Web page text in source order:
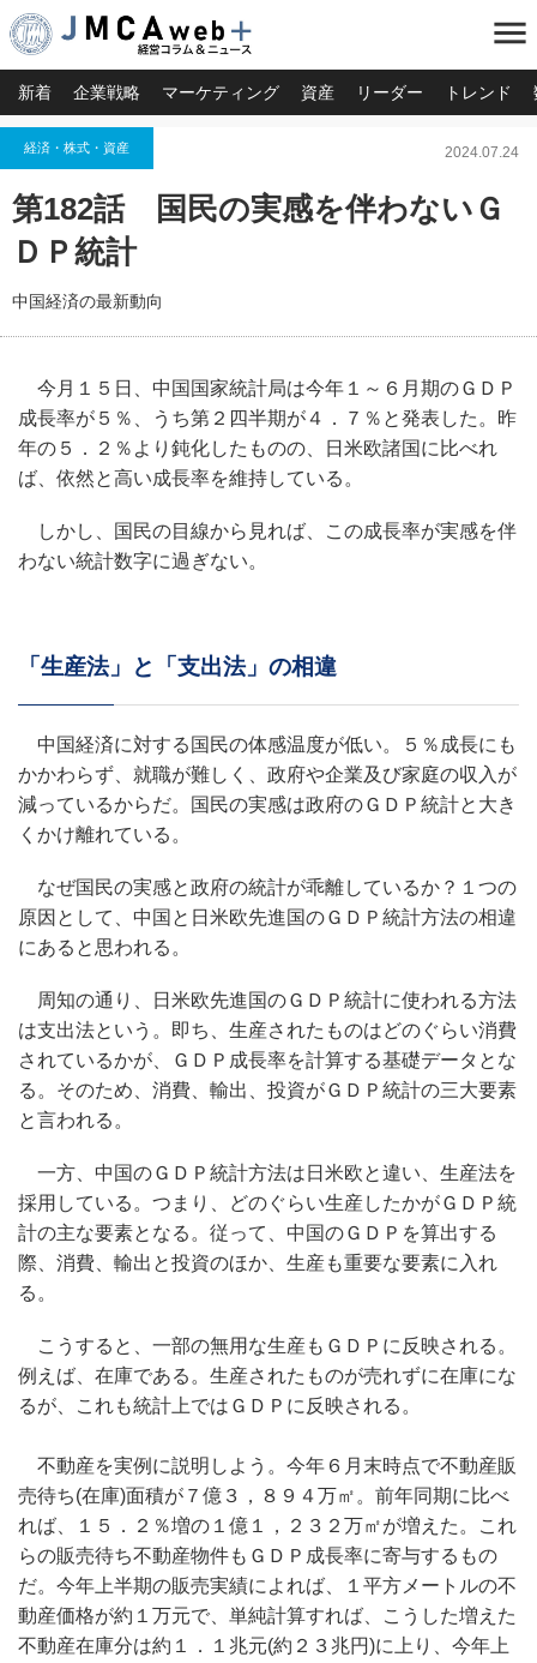
menu
新着 企業戦略 マーケティング 資産 リーダー トレンド
経済・株式・資産 2024.07.24
第182話 国民の実感を伴わないＧ
ＤＰ統計
中国経済の最新動向
今月１５日、中国国家統計局は今年１～６月期のＧＤＰ
成長率が５％、うち第２四半期が４．７％と発表した。昨
年の５．２％より鈍化したものの、日米欧諸国に比べれ
ば、依然と高い成長率を維持している。
しかし、国民の目線から見れば、この成長率が実感を伴
わない統計数字に過ぎない。
「生産法」と「支出法」の相違
中国経済に対する国民の体感温度が低い。５％成長にも
かかわらず、就職が難しく、政府や企業及び家庭の収入が
減っているからだ。国民の実感は政府のＧＤＰ統計と大き
くかけ離れている。
なぜ国民の実感と政府の統計が乖離しているか？１つの
原因として、中国と日米欧先進国のＧＤＰ統計方法の相違
にあると思われる。
周知の通り、日米欧先進国のＧＤＰ統計に使われる方法
は支出法という。即ち、生産されたものはどのぐらい消費
されているかが、ＧＤＰ成長率を計算する基礎データとな
る。そのため、消費、輸出、投資がＧＤＰ統計の三大要素
と言われる。
一方、中国のＧＤＰ統計方法は日米欧と違い、生産法を
採用している。つまり、どのぐらい生産したかがＧＤＰ統
計の主な要素となる。従って、中国のＧＤＰを算出する
際、消費、輸出と投資のほか、生産も重要な要素に入れ
る。
こうすると、一部の無用な生産もＧＤＰに反映される。
例えば、在庫である。生産されたものが売れずに在庫にな
るが、これも統計上ではＧＤＰに反映される。
不動産を実例に説明しよう。今年６月末時点で不動産販
売待ち(在庫)面積が７億３，８９４万㎡。前年同期に比べ
れば、１５．２％増の１億１，２３２万㎡が増えた。これ
らの販売待ち不動産物件もＧＤＰ成長率に寄与するもの
だ。今年上半期の販売実績によれば、１平方メートルの不
動産価格が約１万元で、単純計算すれば、こうした増えた
不動産在庫分は約１．１兆元(約２３兆円)に上り、今年上